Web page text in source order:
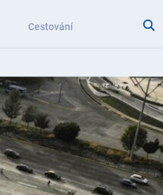
Cestování